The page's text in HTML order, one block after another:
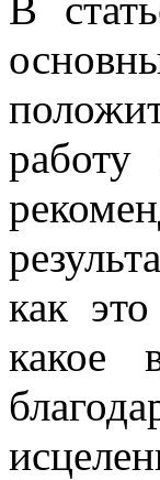
как
какое